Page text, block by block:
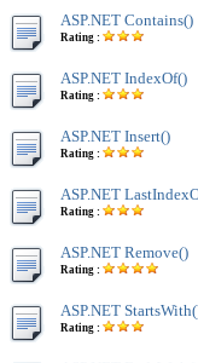
ASP.NET Contains()
Rating :
ASP.NET IndexOf()
Rating :
ASP.NET Insert()
Rating :
ASP.NET
Rating :
ASP.NET Remove()
Rating :
ASP.NET
Rating :